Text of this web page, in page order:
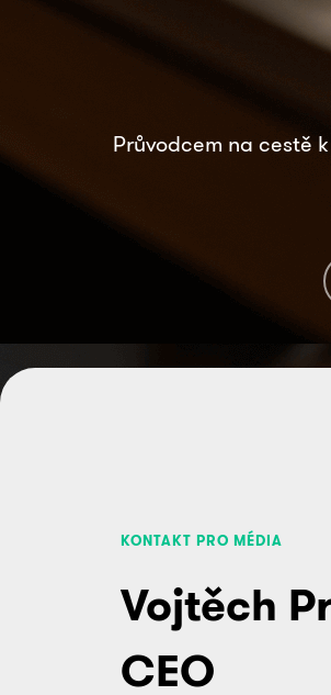
Průvodcem na cestě
KONTAKT PRO MÉDIA
Vojtěch
CEO